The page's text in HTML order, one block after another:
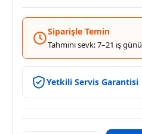
Siparişle Temin
Tahmini sevk: 7–21 iş günü
Yetkili Servis Garantisi